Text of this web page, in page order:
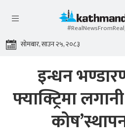
सोमबार, साउन २५, २०८३
इन्धन
फ्याक्ट्रिमा